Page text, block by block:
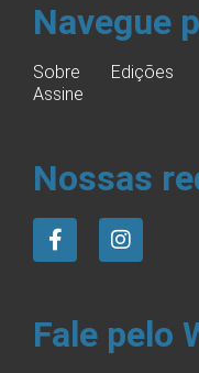
Navegue
Sobre Edições
Assine
Nossas
Fale pelo